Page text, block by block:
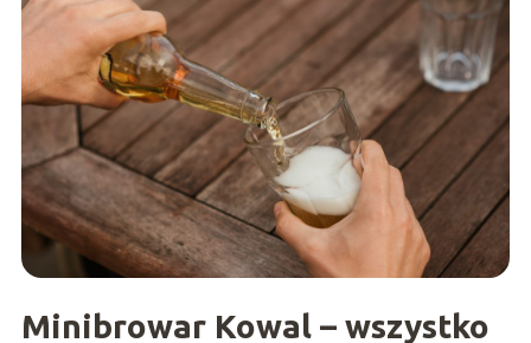
Minibrowar Kowal – wszystko